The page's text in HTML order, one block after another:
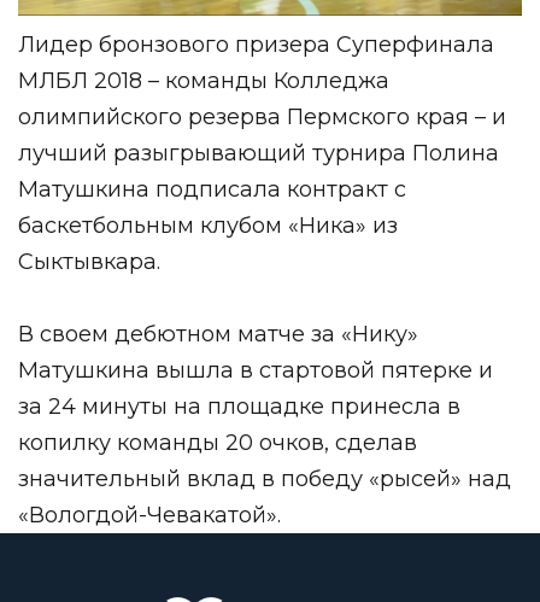
Лидер бронзового призера Суперфинала
МЛБЛ 2018 – команды Колледжа
олимпийского резерва Пермского края – и
лучший разыгрывающий турнира Полина
Матушкина подписала контракт с
баскетбольным клубом «Ника» из
Сыктывкара.
В своем дебютном матче за «Нику»
Матушкина вышла в стартовой пятерке и
за 24 минуты на площадке принесла в
копилку команды 20 очков, сделав
значительный вклад в победу «рысей» над
«Вологдой-Чевакатой».